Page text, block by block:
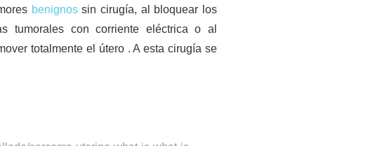
benignossin cirugía, al bloquear los
tumorales con corriente eléctrica o al
totalmente el útero . A esta cirugía se